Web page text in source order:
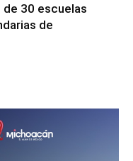
30 escuelas
de